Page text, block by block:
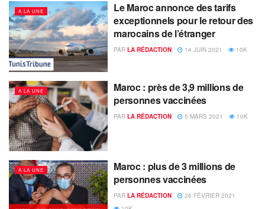
A LA UNE
Le Maroc annonce des tarifs
exceptionnels pour le retour des
marocains de l’étranger
PAR LA RÉDACTION 14 JUIN 2021 10K
A LA UNE
Maroc : près de 3,9 millions de
personnes vaccinées
PAR LA RÉDACTION 5 MARS 2021 10K
A LA UNE
Maroc : plus de 3 millions de
personnes vaccinées
PAR LA RÉDACTION
26 FÉVRIER 2021